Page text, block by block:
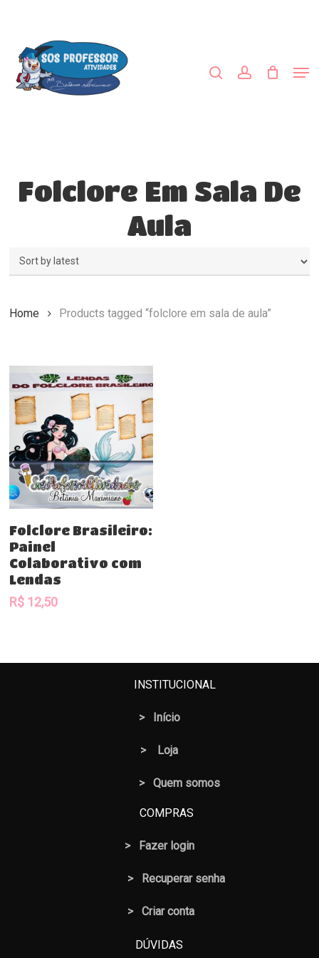
content
Folclore Em Sala De
Aula
Home Products tagged “folclore em sala de aula”
Add To Cart
Folclore Brasileiro:
Painel
Colaborativo com
Lendas
R$ 12,50
INSTITUCIONAL
> Início
> Loja
> Quem somos
COMPRAS
> Fazer login
> Recuperar senha
> Criar conta
DÚVIDAS